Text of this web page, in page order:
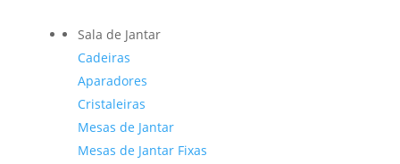
Sala de Jantar
Cadeiras
Aparadores
Cristaleiras
Mesas de Jantar
Mesas de Jantar Fixas